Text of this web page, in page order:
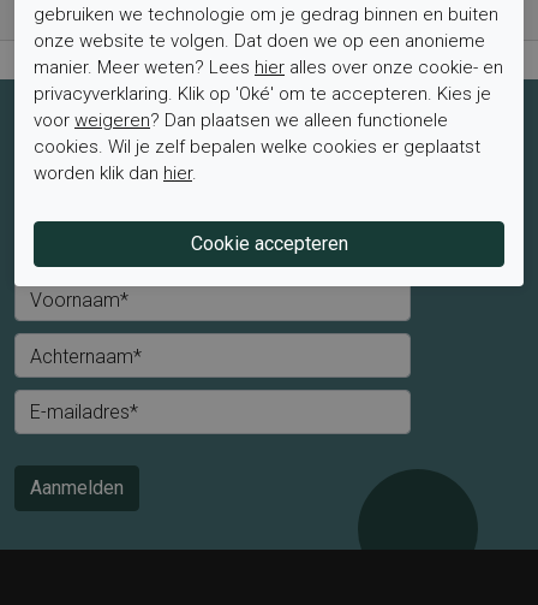
Retourtermijn van 2 weken
Schrijf je nu in voor de nieuwsbrief
Schrijf je in voor de nieuwsbrief en blijf op de hoogte van de
Meneer
Voornaam*
Achternaam*
E-mailadres*
Aanmelden
gebruiken we technologie om je gedrag binnen en buiten
onze website te volgen. Dat doen we op een anonieme
manier. Meer weten? Lees hier alles over onze cookie- en
privacyverklaring. Klik op 'Oké' om te accepteren. Kies je
voor weigeren? Dan plaatsen we alleen functionele
cookies. Wil je zelf bepalen welke cookies er geplaatst
worden klik dan hier.